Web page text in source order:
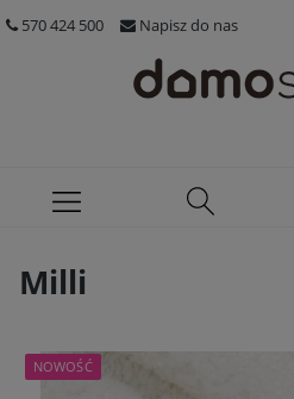
570 424 500 Napisz do nas
Milli
NOWOŚĆ